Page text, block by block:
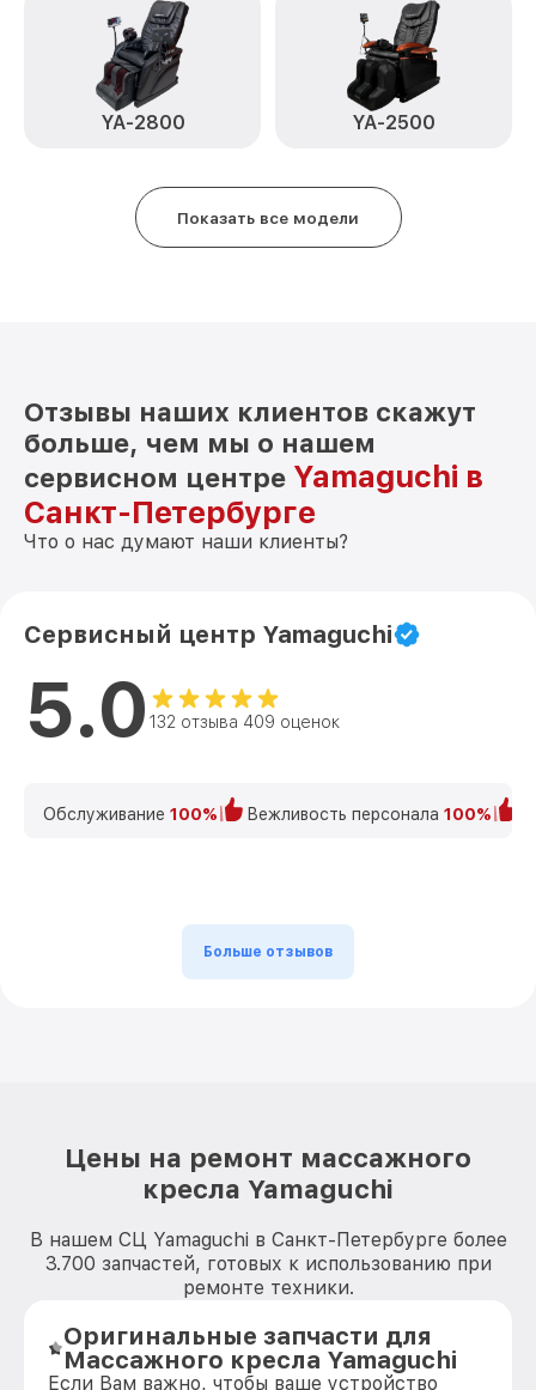
YA-2800 YA-2500
Показать все модели
Отзывы наших клиентов скажут
больше, чем мы о нашем
сервисном центре Yamaguchi в
Санкт-Петербурге
Что о нас думают наши клиенты?
Сервисный центр Yamaguchi
5.0 132 отзыва 409 оценок
Обслуживание 100% Вежливость персонала 100%
Больше отзывов
Цены на ремонт массажного
кресла Yamaguchi
В нашем СЦ Yamaguchi в Санкт-Петербурге более
3.700 запчастей, готовых к использованию при
ремонте техники.
Оригинальные запчасти для
Массажного кресла Yamaguchi
Если Вам важно, чтобы ваше устройство